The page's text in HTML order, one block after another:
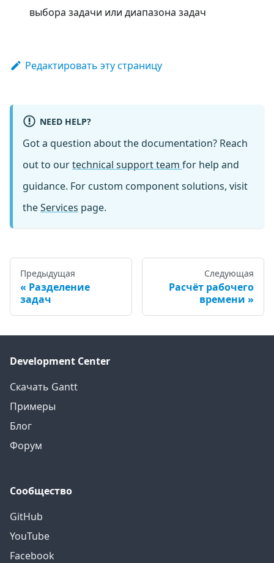
выбора задачи или диапазона задач
Редактировать эту страницу
NEED HELP?
Got a question about the documentation? Reach
out to ourtechnical support team for help and
guidance. For custom component solutions, visit
theServices page.
Предыдущая
Разделение
задач
Следующая
Расчёт рабочего
времени
Development Center
Скачать Gantt
Примеры
Блог
Форум
Сообщество
GitHub
YouTube
Facebook